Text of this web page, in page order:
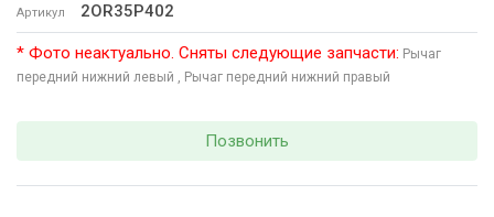
Артикул 2OR35P402
* Фото неактуально. Сняты следующие запчасти: Рычаг
передний нижний левый , Рычаг передний нижний правый
Позвонить